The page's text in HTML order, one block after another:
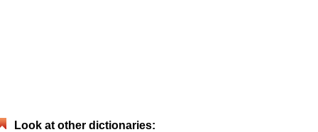
Look at other dictionaries: